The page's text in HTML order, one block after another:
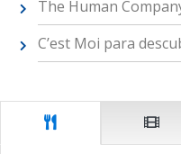
The Human
C’est Moi para